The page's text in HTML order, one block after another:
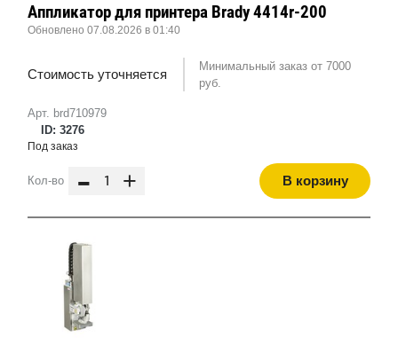
Арт. brd710979
ID: 3276
Аппликатор для принтера Brady 4414r-200
Обновлено 07.08.2026 в 01:40
Стоимость уточняется
Минимальный заказ от 7000
руб.
Под заказ
Кол-во - + В корзину